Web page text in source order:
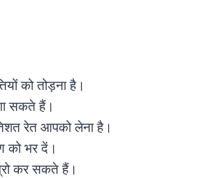
को तोड़ना है।
सकते हैं।
रेत आपको लेना है।
को भर दें।
कर सकते हैं।